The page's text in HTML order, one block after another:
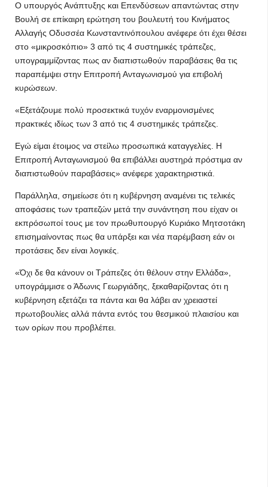
Ο υπουργός Ανάπτυξης και Επενδύσεων απαντώντας στην
Βουλή σε επίκαιρη ερώτηση του βουλευτή του Κινήματος
Αλλαγής Οδυσσέα Κωνσταντινόπουλου ανέφερε ότι έχει θέσει
στο «μικροσκόπιο» 3 από τις 4 συστημικές τράπεζες,
υπογραμμίζοντας πως αν διαπιστωθούν παραβάσεις θα τις
παραπέμψει στην Επιτροπή Ανταγωνισμού για επιβολή
κυρώσεων.
«Εξετάζουμε πολύ προσεκτικά τυχόν εναρμονισμένες
πρακτικές ιδίως των 3 από τις 4 συστημικές τράπεζες.
Εγώ είμαι έτοιμος να στείλω προσωπικά καταγγελίες. Η
Επιτροπή Ανταγωνισμού θα επιβάλλει αυστηρά πρόστιμα αν
διαπιστωθούν παραβάσεις» ανέφερε χαρακτηριστικά.
Παράλληλα, σημείωσε ότι η κυβέρνηση αναμένει τις τελικές
αποφάσεις των τραπεζών μετά την συνάντηση που είχαν οι
εκπρόσωποί τους με τον πρωθυπουργό Κυριάκο Μητσοτάκη
επισημαίνοντας πως θα υπάρξει και νέα παρέμβαση εάν οι
προτάσεις δεν είναι λογικές.
«Όχι δε θα κάνουν οι Τράπεζες ότι θέλουν στην Ελλάδα»,
υπογράμμισε ο Άδωνις Γεωργιάδης, ξεκαθαρίζοντας ότι η
κυβέρνηση εξετάζει τα πάντα και θα λάβει αν χρειαστεί
πρωτοβουλίες αλλά πάντα εντός του θεσμικού πλαισίου και
των ορίων που προβλέπει.